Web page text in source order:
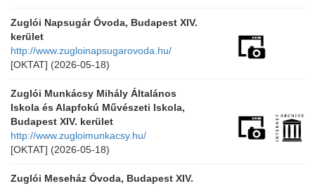
Zuglói Napsugár Óvoda, Budapest XIV.
kerület
http://www.zugloinapsugarovoda.hu/
[OKTAT] (2026-05-18)
Zuglói Munkácsy Mihály Általános
Iskola és Alapfokú Művészeti Iskola,
Budapest XIV. kerület
http://www.zugloimunkacsy.hu/
[OKTAT] (2026-05-18)
Zuglói Meseház Óvoda, Budapest XIV.